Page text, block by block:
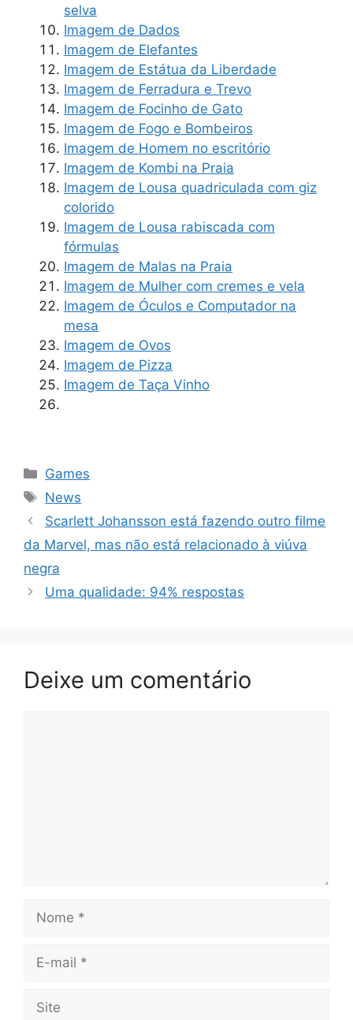
selva
Imagem de Dados
Imagem de Elefantes
Imagem de Estátua da Liberdade
Imagem de Ferradura e Trevo
Imagem de Focinho de Gato
Imagem de Fogo e Bombeiros
Imagem de Homem no escritório
Imagem de Kombi na Praia
Imagem de Lousa quadriculada com giz
colorido
Imagem de Lousa rabiscada com
fórmulas
Imagem de Malas na Praia
Imagem de Mulher com cremes e vela
Imagem de Óculos e Computador na
mesa
Imagem de Ovos
Imagem de Pizza
Imagem de Taça Vinho
Categorias
Games
Tags
News
Scarlett Johansson está fazendo outro filme
da Marvel, mas não está relacionado à viúva
negra
Uma qualidade: 94% respostas
Deixe um comentário
mail